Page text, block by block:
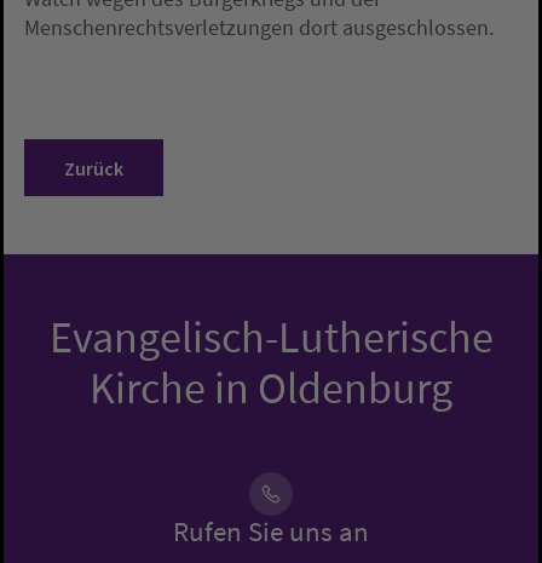
Menschenrechtsverletzungen dort ausgeschlossen.
Zurück
Evangelisch-Lutherische
Kirche in Oldenburg
Rufen Sie uns an